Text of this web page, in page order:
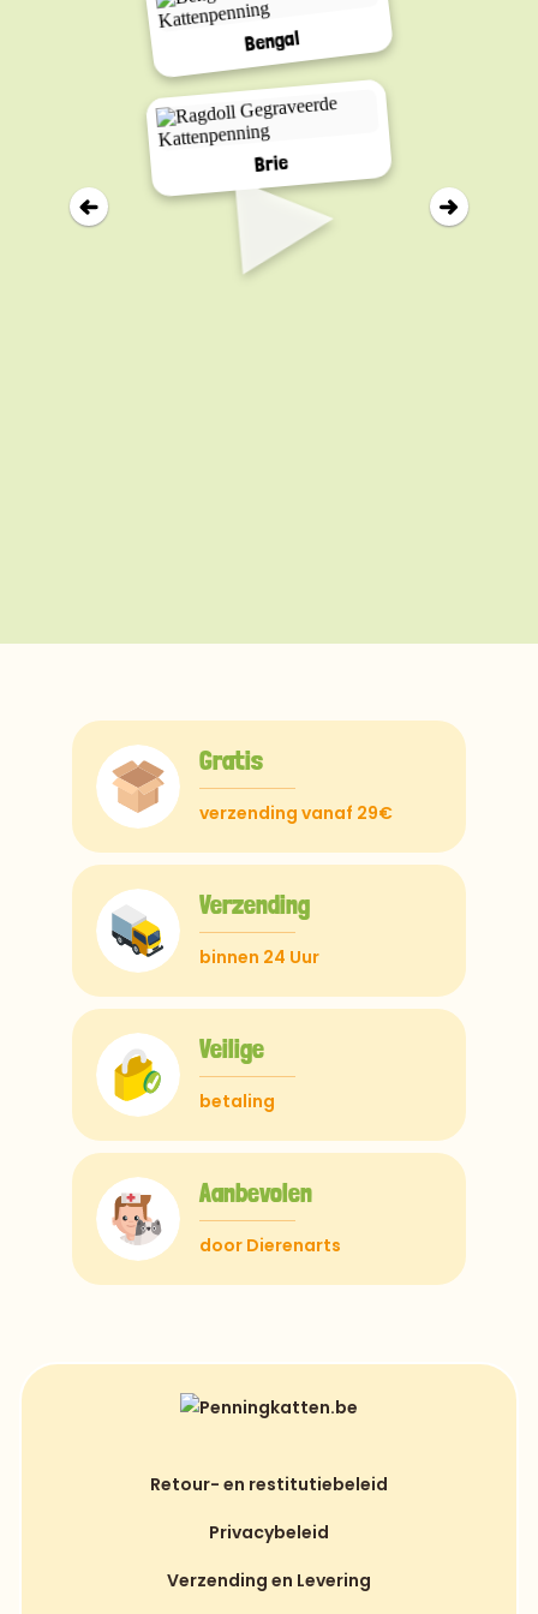
Bengal
▸
Brie
Gratis
verzending vanaf 29€
Verzending
binnen 24 Uur
Veilige
betaling
Aanbevolen
door Dierenarts
Retour- en restitutiebeleid
Privacybeleid
Verzending en Levering